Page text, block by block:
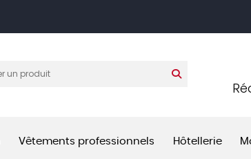
Vêtements professionnels Hôtellerie